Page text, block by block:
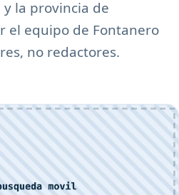
la provincia de
el equipo de Fontanero
no redactores.